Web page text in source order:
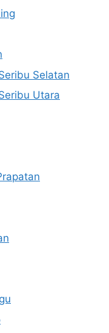
Selatan
Utara